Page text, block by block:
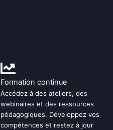
Formation continue
Accédez à des ateliers, des
webinaires et des ressources
pédagogiques. Développez vos
compétences et restez à jour